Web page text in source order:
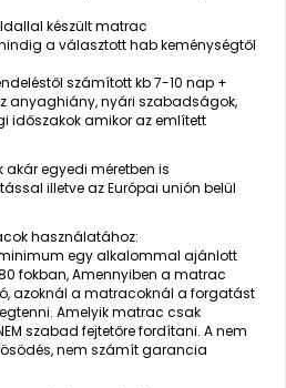
készült matrac
a választott hab keménységtől
számított kb 7-10 nap +
anyaghiány, nyári szabadságok,
időszakok amikor az említett
egyedi méretben is
illetve az Európai unión belül
használatához:
egy alkalommal ajánlott
fokban, Amennyiben a matrac
azoknál a matracoknál a forgatást
Amelyik matrac csak
szabad fejtetőre fordítani. A nem
nem számít garancia